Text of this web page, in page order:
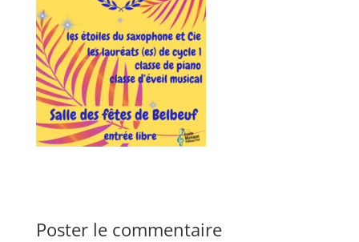
Poster le commentaire